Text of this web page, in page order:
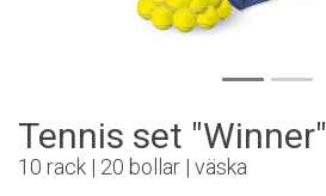
Tennis set "Winner"
10 rack | 20 bollar | väska